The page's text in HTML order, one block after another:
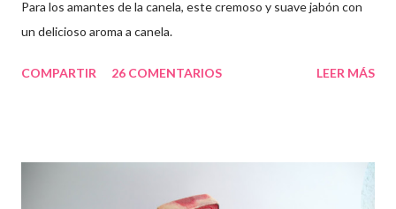
Para los amantes de la canela, este cremoso y suave jabón con
un delicioso aroma a canela.
COMPARTIR 26 COMENTARIOS LEER MÁS